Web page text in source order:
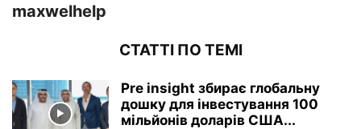
maxwelhelp
СТАТТІ ПО ТЕМІ
Pre insight збирає глобальну
дошку для інвестування 100
мільйонів доларів США...